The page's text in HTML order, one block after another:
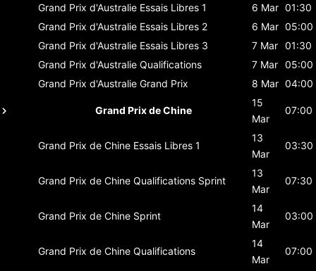
Grand Prix d'Australie Essais Libres 1 6 Mar 01:30
Grand Prix d'Australie Essais Libres 2 6 Mar 05:00
Grand Prix d'Australie Essais Libres 3 7 Mar 01:30
Grand Prix d'Australie Qualifications 7 Mar 05:00
Grand Prix d'Australie Grand Prix 8 Mar 04:00
Grand Prix de Chine
15
Mar
07:00
Grand Prix de Chine Essais Libres 1
13
Mar
03:30
Grand Prix de Chine Qualifications Sprint
13
Mar
07:30
Grand Prix de Chine Sprint
14
Mar
03:00
Grand Prix de Chine Qualifications
14
Mar
07:00